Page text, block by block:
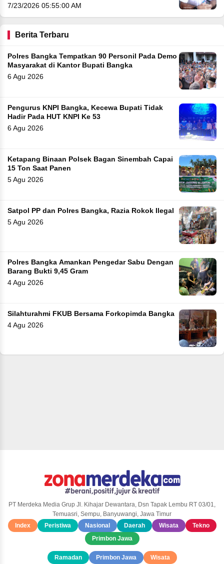
7/23/2026 05:55:00 AM
Berita Terbaru
Polres Bangka Tempatkan 90 Personil Pada Demo
Masyarakat di Kantor Bupati Bangka
6 Agu 2026
Pengurus KNPI Bangka, Kecewa Bupati Tidak
Hadir Pada HUT KNPI Ke 53
6 Agu 2026
Ketapang Binaan Polsek Bagan Sinembah Capai
15 Ton Saat Panen
5 Agu 2026
Satpol PP dan Polres Bangka, Razia Rokok Ilegal
5 Agu 2026
Polres Bangka Amankan Pengedar Sabu Dengan
Barang Bukti 9,45 Gram
4 Agu 2026
Silahturahmi FKUB Bersama Forkopimda Bangka
4 Agu 2026
PT Merdeka Media Grup Jl. Kihajar Dewantara, Dsn Tapak Lembu RT 03/01,
Temuasri, Sempu, Banyuwangi, Jawa Timur
Index
Peristiwa Nasional Daerah Wisata
Tekno
Primbon Jawa
Ramadan Primbon Jawa Wisata